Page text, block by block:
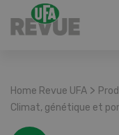
Home Revue UFA >
Climat, génétique et